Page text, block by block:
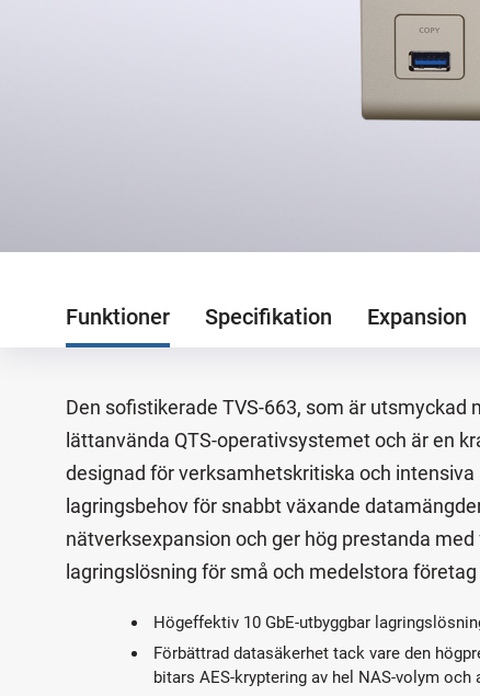
Funktioner Specifikation Expansion
Den sofistikerade TVS-663, som är
lättanvända QTS-operativsystemet och är en
designad för verksamhetskritiska och
lagringsbehov för snabbt växande
nätverksexpansion och ger hög prestanda
lagringslösning för små och medelstora
Högeffektiv 10 GbE-utbyggbar
Förbättrad datasäkerhet tack vare den
bitars AES-kryptering av hel NAS-volym och